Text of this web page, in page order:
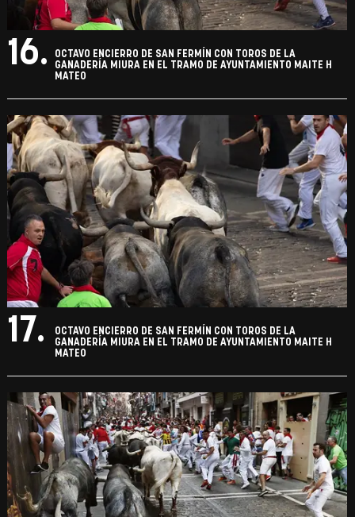
16.
OCTAVO ENCIERRO DE SAN FERMÍN CON TOROS DE LA
GANADERÍA MIURA EN EL TRAMO DE AYUNTAMIENTO MAITE H
MATEO
17.
OCTAVO ENCIERRO DE SAN FERMÍN CON TOROS DE LA
GANADERÍA MIURA EN EL TRAMO DE AYUNTAMIENTO MAITE H
MATEO